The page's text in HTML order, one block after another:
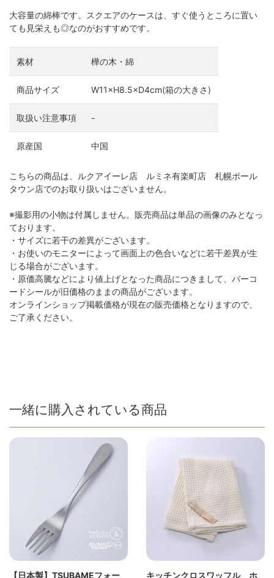
大容量の綿棒です。スクエアのケースは、すぐ使うところに置い
ても見栄えも◎なのがおすすめです。
素材 樺の木・綿
商品サイズ W11×H8.5×D4cm(箱の大きさ)
取扱い注意事項 -
原産国 中国
こちらの商品は、ルクアイーレ店 ルミネ有楽町店 札幌ポール
タウン店でのお取り扱いはございません。
※撮影用の小物は付属しません。販売商品は単品の画像のみとなっ
ております。
・サイズに若干の差異がございます。
・お使いのモニターによって画面上の色合いなどに若干差異が生
じる場合がございます。
・原価高騰などにより値上げとなった商品につきまして、バーコ
ードシールが旧価格のままの商品がございます。
オンラインショップ掲載価格が現在の販売価格となりますので、
ご了承ください。
一緒に購入されている商品
【日本製】TSUBAMEフォー キッチンクロスワッフル ホ